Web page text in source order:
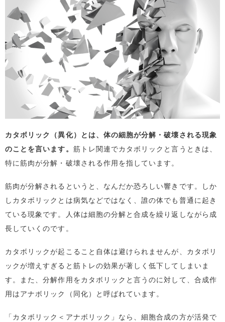
カタボリック（異化）とは、体の細胞が分解・破壊される現象
のことを言います。 筋トレ関連でカタボリックと言うときは、
特に筋肉が分解・破壊される作用を指しています。
筋肉が分解されるというと、なんだか恐ろしい響きです。しか
しカタボリックとは病気などではなく、誰の体でも普通に起き
ている現象です。人体は細胞の分解と合成を繰り返しながら成
長していくのです。
カタボリックが起こること自体は避けられませんが、カタボリ
ックが増えすぎると筋トレの効果が著しく低下してしまいま
す。また、分解作用をカタボリックと言うのに対して、合成作
用はアナボリック（同化）と呼ばれています。
「カタボリック＜アナボリック」なら、細胞合成の方が活発で